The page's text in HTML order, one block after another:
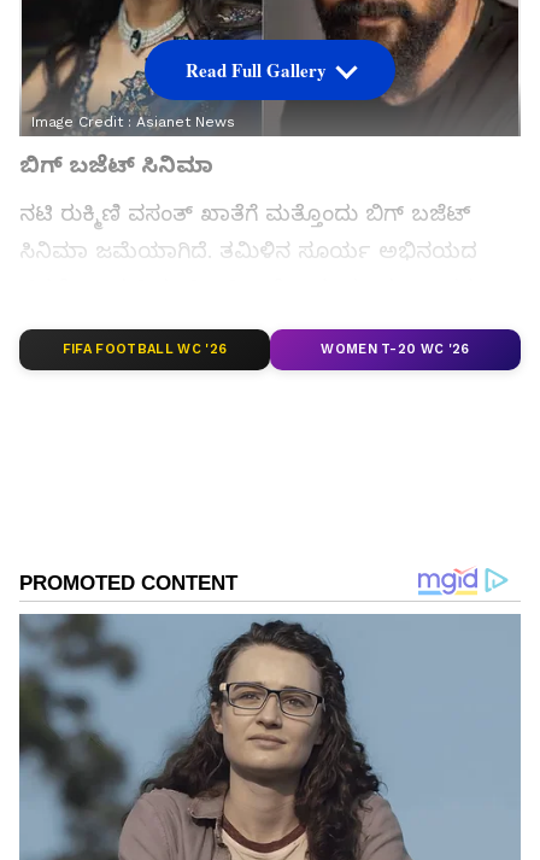
Image Credit : Asianet News
ಬಿಗ್‌ ಬಜೆಟ್‌ ಸಿನಿಮಾ
ನಟಿ ರುಕ್ಮಿಣಿ ವಸಂತ್‌ ಖಾತೆಗೆ ಮತ್ತೊಂದು ಬಿಗ್‌ ಬಜೆಟ್‌
ಸಿನಿಮಾ ಜಮೆಯಾಗಿದೆ. ತಮಿಳಿನ ಸೂರ್ಯ ಅಭಿನಯದ
50ನೇ ಸಿನಿಮಾ.
Read Full Gallery
FIFA FOOTBALL WC '26 WOMEN T-20 WC '26